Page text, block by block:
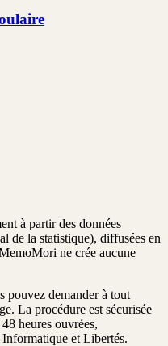
à partir des données
de la statistique), diffusées en
ne crée aucune
pouvez demander à tout
La procédure est sécurisée
48 heures ouvrées,
et Libertés.